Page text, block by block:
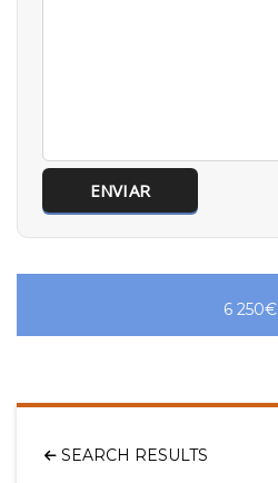
6 250€
SEARCH RESULTS